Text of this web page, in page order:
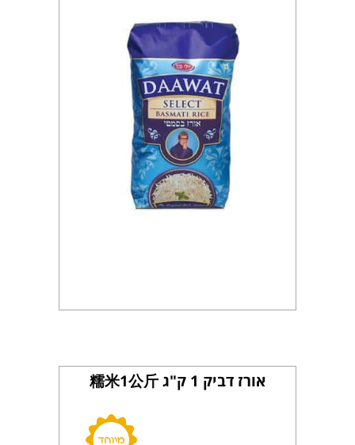
אורז דביק 1 ק"ג 糯米1公斤